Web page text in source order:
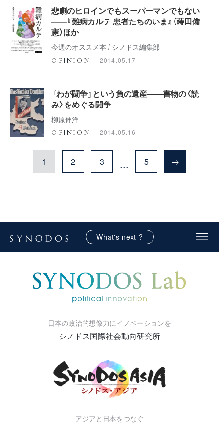
悲劇のヒロインでもスーパーマンでもない
――『難病カルテ 患者たちのいま』（蒔田備
憲）ほか
今週のオススメ本 / シノドス編集部
OPINION 2014.05.17
『わが闘争』という負の遺産――書物の〈読
み〉をめぐる闘争
柳原伸洋
OPINION 2014.05.16
1 2 3 ... 5
What's next ?
日本の政治的想像力にイノベーションを
シノドス国際社会動向研究所
アジアと日本をつなぐ